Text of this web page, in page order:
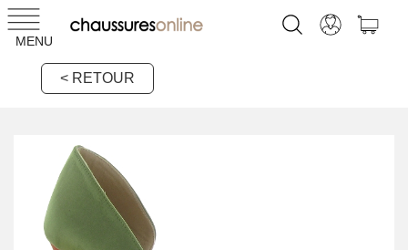
MENU
< RETOUR